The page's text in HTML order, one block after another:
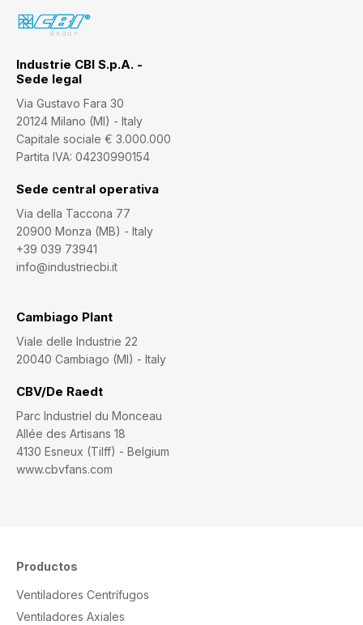
Industrie CBI S.p.A. -
Sede legal
Via Gustavo Fara 30
20124 Milano (MI) - Italy
Capitale sociale € 3.000.000
Partita IVA: 04230990154
Sede central operativa
Via della Taccona 77
20900 Monza (MB) - Italy
+39 039 73941
info@industriecbi.it
Cambiago Plant
Viale delle Industrie 22
20040 Cambiago (MI) - Italy
CBV/De Raedt
Parc Industriel du Monceau
Allée des Artisans 18
4130 Esneux (Tilff) - Belgium
www.cbvfans.com
Productos
Ventiladores Centrífugos
Ventiladores Axiales